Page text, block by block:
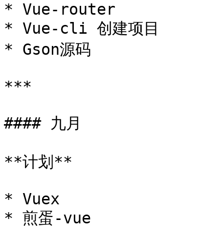
* Vue-router
* Vue-cli 创建项目
* Gson源码
***
#### 九月
**计划**
* Vuex
* 煎蛋-vue